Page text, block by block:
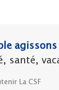
agissons
santé,
La CSF